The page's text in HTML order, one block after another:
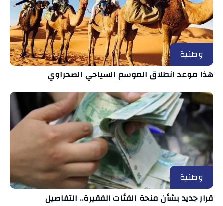
وطنية
هذا موعد انطلاق الموسم السياحي الصحراوي
وطنية
قرار جديد بشأن منحة الفئات الفقيرة.. التفاصيل